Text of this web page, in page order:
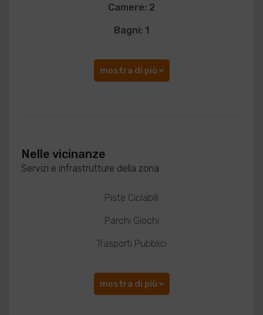
Camere: 2
Bagni: 1
mostra di più
Nelle vicinanze
Servizi e infrastrutture della zona
Piste Ciclabili
Parchi Giochi
Trasporti Pubblici
mostra di più